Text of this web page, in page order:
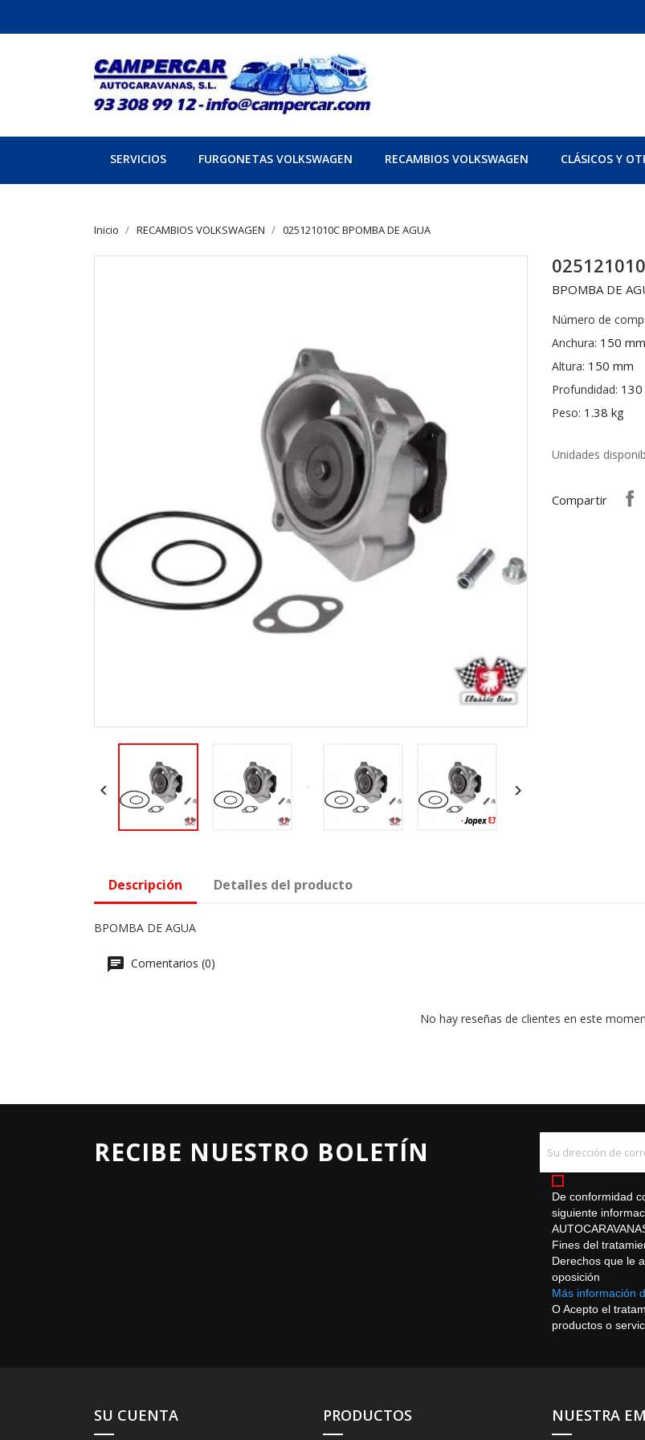
SERVICIOS FURGONETAS VOLKSWAGEN RECAMBIOS VOLKSWAGEN CLÁSICOS Y
Inicio RECAMBIOS VOLKSWAGEN 025121010C BPOMBA DE AGUA
 
BPOMBA DE
Número de
Anchura: 150 mm
Altura: 150 mm
Profundidad:
Peso: 1.38 kg
Unidades
Compartir
Descripción Detalles del producto
BPOMBA DE AGUA
Comentarios (0)
No hay reseñas de clientes en este
RECIBE NUESTRO BOLETÍN
De conformidad
siguiente
Fines del
Derechos que le
oposición
Más información
O Acepto el
productos o
SU CUENTA PRODUCTOS NUESTRA